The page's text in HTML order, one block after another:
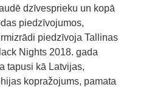
dzīvesprieku un kopā
piedzīvojumos,
piedzīvoja Tallinas
Nights 2018. gada
tapusi kā Latvijas,
kopražojums, pamata